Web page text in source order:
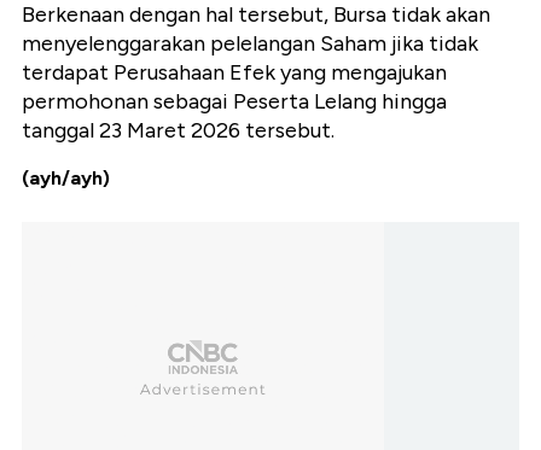
Berkenaan dengan hal tersebut, Bursa tidak akan
menyelenggarakan pelelangan Saham jika tidak
terdapat Perusahaan Efek yang mengajukan
permohonan sebagai Peserta Lelang hingga
tanggal 23 Maret 2026 tersebut.
(ayh/ayh)